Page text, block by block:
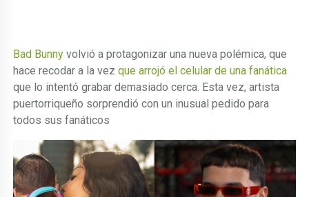
Bad Bunny volvió a protagonizar una nueva polémica, que
hace recodar a la vezque arrojó el celular de una fanática
que lo intentó grabar demasiado cerca. Esta vez, artista
puertorriqueño sorprendió con un inusual pedido para
todos sus fanáticos